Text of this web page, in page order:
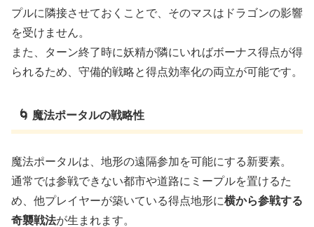
プルに隣接させておくことで、そのマスはドラゴンの影響
を受けません。
また、ターン終了時に妖精が隣にいればボーナス得点が得
られるため、守備的戦略と得点効率化の両立が可能です。
🌀 魔法ポータルの戦略性
魔法ポータルは、地形の遠隔参加を可能にする新要素。
通常では参戦できない都市や道路にミープルを置けるた
め、他プレイヤーが築いている得点地形に横から参戦する
奇襲戦法が生まれます。